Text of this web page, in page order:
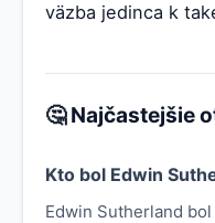
väzba jedinca k
🤔 Najčastejšie
Kto bol Edwin
Edwin Sutherland